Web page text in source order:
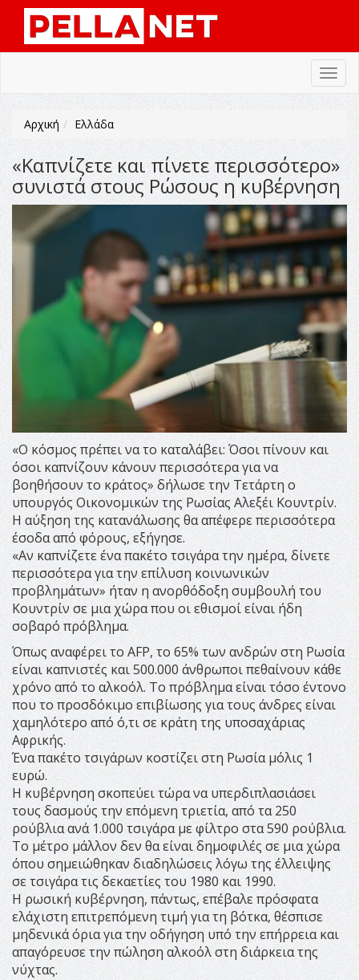
Αρχική Ελλάδα
«Καπνίζετε και πίνετε περισσότερο»
συνιστά στους Ρώσους η κυβέρνηση
«Ο κόσμος πρέπει να το καταλάβει: Όσοι πίνουν και
όσοι καπνίζουν κάνουν περισσότερα για να
βοηθήσουν το κράτος» δήλωσε την Τετάρτη ο
υπουργός Οικονομικών της Ρωσίας Αλεξέι Κουντρίν.
Η αύξηση της κατανάλωσης θα απέφερε περισσότερα
έσοδα από φόρους, εξήγησε.
«Αν καπνίζετε ένα πακέτο τσιγάρα την ημέρα, δίνετε
περισσότερα για την επίλυση κοινωνικών
προβλημάτων» ήταν η ανορθόδοξη συμβουλή του
Κουντρίν σε μια χώρα που οι εθισμοί είναι ήδη
σοβαρό πρόβλημα.
Όπως αναφέρει το AFP, το 65% των ανδρών στη Ρωσία
είναι καπνιστές και 500.000 άνθρωποι πεθαίνουν κάθε
χρόνο από το αλκοόλ. Το πρόβλημα είναι τόσο έντονο
που το προσδόκιμο επιβίωσης για τους άνδρες είναι
χαμηλότερο από ό,τι σε κράτη της υποσαχάριας
Αφρικής.
Ένα πακέτο τσιγάρων κοστίζει στη Ρωσία μόλις 1
ευρώ.
Η κυβέρνηση σκοπεύει τώρα να υπερδιπλασιάσει
τους δασμούς την επόμενη τριετία, από τα 250
ρούβλια ανά 1.000 τσιγάρα με φίλτρο στα 590 ρούβλια.
Το μέτρο μάλλον δεν θα είναι δημοφιλές σε μια χώρα
όπου σημειώθηκαν διαδηλώσεις λόγω της έλλειψης
σε τσιγάρα τις δεκαετίες του 1980 και 1990.
Η ρωσική κυβέρνηση, πάντως, επέβαλε πρόσφατα
ελάχιστη επιτρεπόμενη τιμή για τη βότκα, θέσπισε
μηδενικά όρια για την οδήγηση υπό την επήρρεια και
απαγόρευσε την πώληση αλκοόλ στη διάρκεια της
νύχτας.